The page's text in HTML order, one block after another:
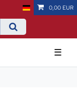
0,00 EUR
☰